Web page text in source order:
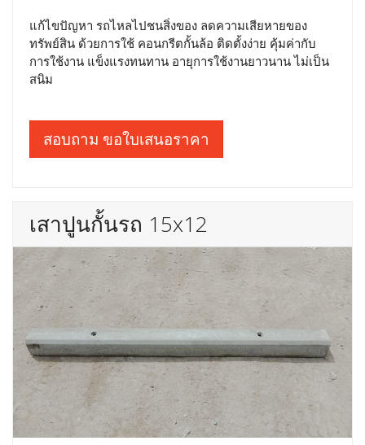
แก้ไขปัญหา รถไหลไปชนสิ่งของ ลดความเสียหายของ
ทรัพย์สิน ด้วยการใช้ คอนกรีตกั้นล้อ ติดตั้งง่าย คุ้มค่ากับ
การใช้งาน แข็งแรงทนทาน อายุการใช้งานยาวนาน ไม่เป็น
สนิม
สอบถาม ขอใบเสนอราคา
เสาปูนกั้นรถ 15x12